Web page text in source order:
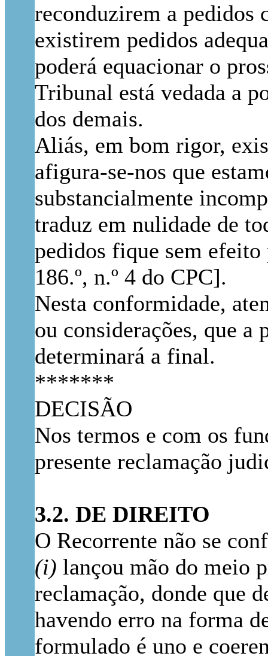
reconduzirem a pedidos
existirem pedidos
poderá equacionar o
Tribunal está vedada a
dos demais.
Aliás, em bom rigor,
afigura-se-nos que
substancialmente
traduz em nulidade de
pedidos fique sem
186.º, n.º 4 do CPC].
Nesta conformidade,
ou considerações, que
determinará a final.
*******
DECISÃO
Nos termos e com os
presente reclamação
3.2. DE DIREITO
O Recorrente não se
(i) lançou mão do meio
reclamação, donde que
havendo erro na forma
formulado é uno e